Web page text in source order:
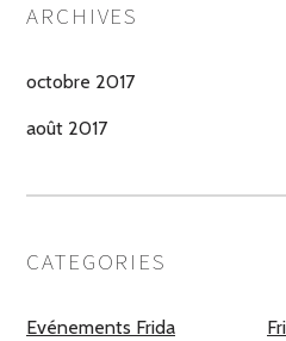
ARCHIVES
octobre 2017
août 2017
CATEGORIES
Evénements Frida